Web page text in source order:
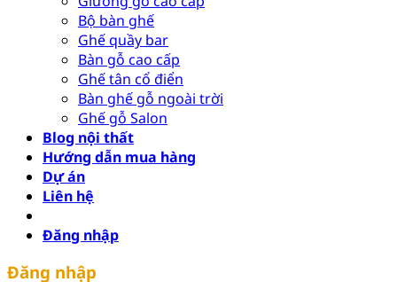
Bộ bàn ghế
Ghế quầy bar
Bàn gỗ cao cấp
Ghế tân cổ điển
Bàn ghế gỗ ngoài trời
Ghế gỗ Salon
Blog nội thất
Hướng dẫn mua hàng
Dự án
Liên hệ
Đăng nhập
Đăng nhập